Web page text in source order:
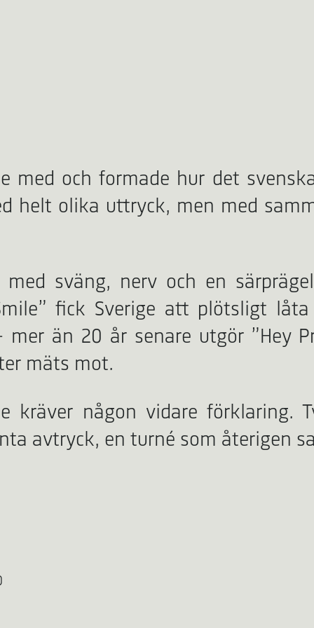
med och formade hur det
helt olika uttryck, men med
sväng, nerv och en
fick Sverige att plötsligt
än 20 år senare utgör ”Hey
mäts mot.
kräver någon vidare förklaring.
avtryck, en turné som återigen